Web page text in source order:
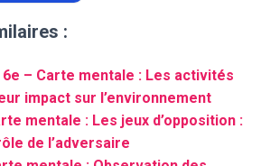
:
– Carte mentale : Les activités
impact sur l’environnement
mentale : Les jeux d’opposition :
de l’adversaire